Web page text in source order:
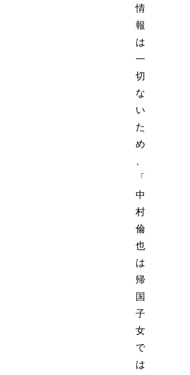
情
報
は
一
切
な
い
た
め
「
中
村
倫
也
は
帰
国
子
女
で
は